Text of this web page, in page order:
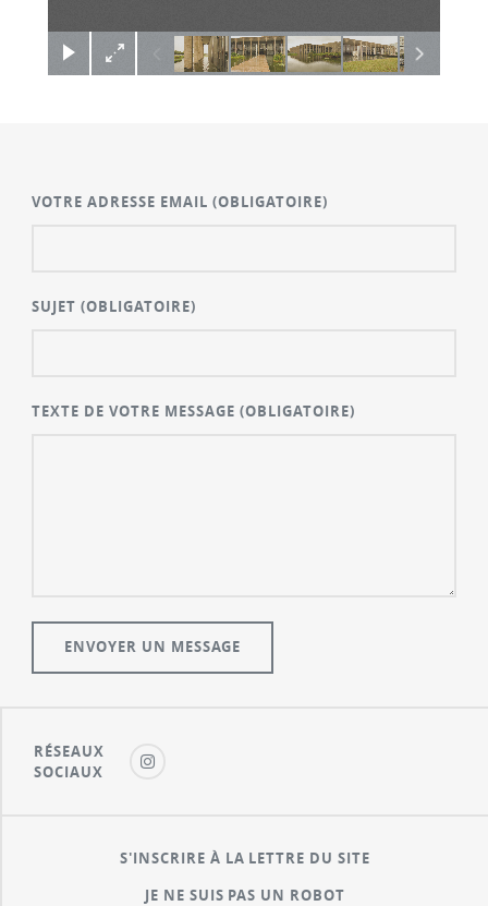
VOTRE ADRESSE EMAIL(OBLIGATOIRE)
SUJET(OBLIGATOIRE)
TEXTE DE VOTRE MESSAGE(OBLIGATOIRE)
RÉSEAUX
SOCIAUX
S'INSCRIRE À LA LETTRE DU SITE
JE NE SUIS PAS UN ROBOT